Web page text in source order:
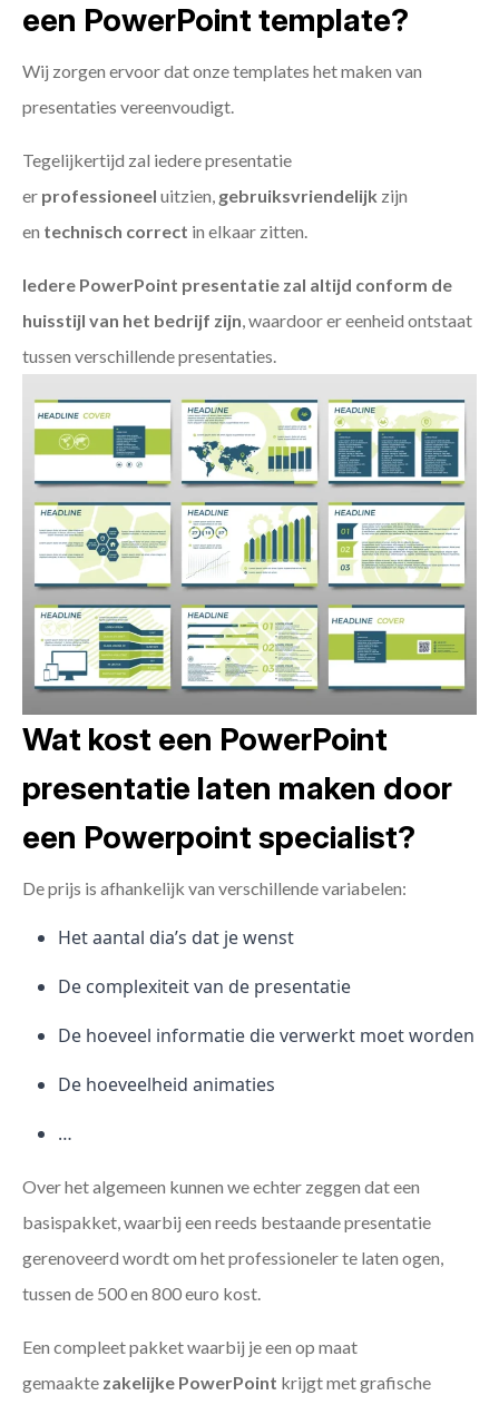
een PowerPoint template?
Wij zorgen ervoor dat onze templates het maken van
presentaties vereenvoudigt.
Tegelijkertijd zal iedere presentatie
er professioneel uitzien, gebruiksvriendelijk zijn
en technisch correct in elkaar zitten.
Iedere PowerPoint presentatie zal altijd conform de
huisstijl van het bedrijf zijn, waardoor er eenheid ontstaat
tussen verschillende presentaties.
Wat kost een PowerPoint
presentatie laten maken door
een Powerpoint specialist?
De prijs is afhankelijk van verschillende variabelen:
Het aantal dia’s dat je wenst
De complexiteit van de presentatie
De hoeveel informatie die verwerkt moet worden
De hoeveelheid animaties
…
Over het algemeen kunnen we echter zeggen dat een
basispakket, waarbij een reeds bestaande presentatie
gerenoveerd wordt om het professioneler te laten ogen,
tussen de 500 en 800 euro kost.
Een compleet pakket waarbij je een op maat
gemaakte zakelijke PowerPoint krijgt met grafische